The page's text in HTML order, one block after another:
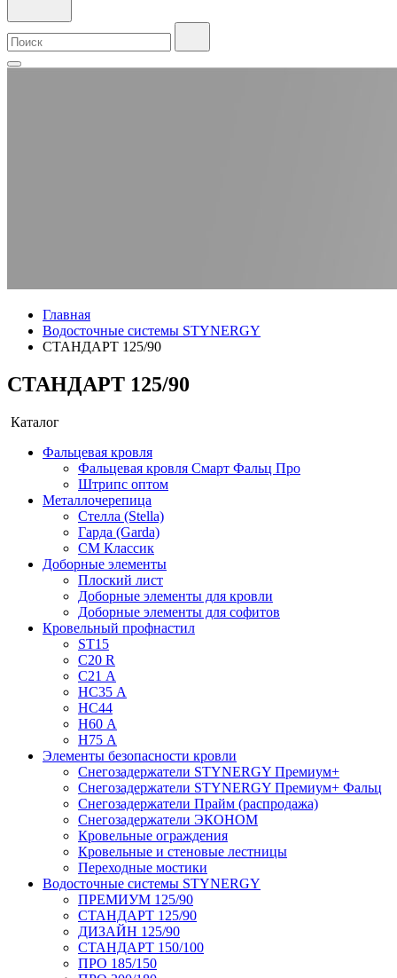
Главная
Водосточные системы STYNERGY
СТАНДАРТ 125/90
СТАНДАРТ 125/90
Каталог
Фальцевая кровля
Фальцевая кровля Смарт Фальц Про
Штрипс оптом
Металлочерепица
Стелла (Stella)
Гарда (Garda)
СМ Классик
Доборные элементы
Плоский лист
Доборные элементы для кровли
Доборные элементы для софитов
Кровельный профнастил
ST15
С20 R
C21 А
НС35 А
НС44
Н60 А
Н75 А
Элементы безопасности кровли
Снегозадержатели STYNERGY Премиум+
Снегозадержатели STYNERGY Премиум+ Фальц
Снегозадержатели Прайм (распродажа)
Снегозадержатели ЭКОНОМ
Кровельные ограждения
Кровельные и стеновые лестницы
Переходные мостики
Водосточные системы STYNERGY
ПРЕМИУМ 125/90
СТАНДАРТ 125/90
ДИЗАЙН 125/90
СТАНДАРТ 150/100
ПРО 185/150